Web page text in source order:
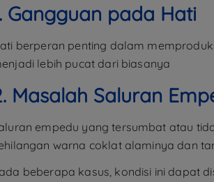
Gangguan pada Hati
berperan penting dalam
lebih pucat dari biasanya
Masalah Saluran
empedu yang tersumbat atau
warna coklat alaminya dan
beberapa kasus, kondisi ini dapat